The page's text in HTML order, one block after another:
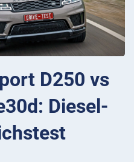
D250 vs
Diesel-